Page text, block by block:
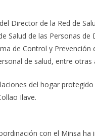
Director de la Red de
Salud de las Personas de
de Control y Prevención
de salud, entre otras
del hogar
Ilave.
con el Minsa